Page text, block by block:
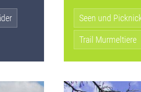
Seen und
Trail Murmeltiere